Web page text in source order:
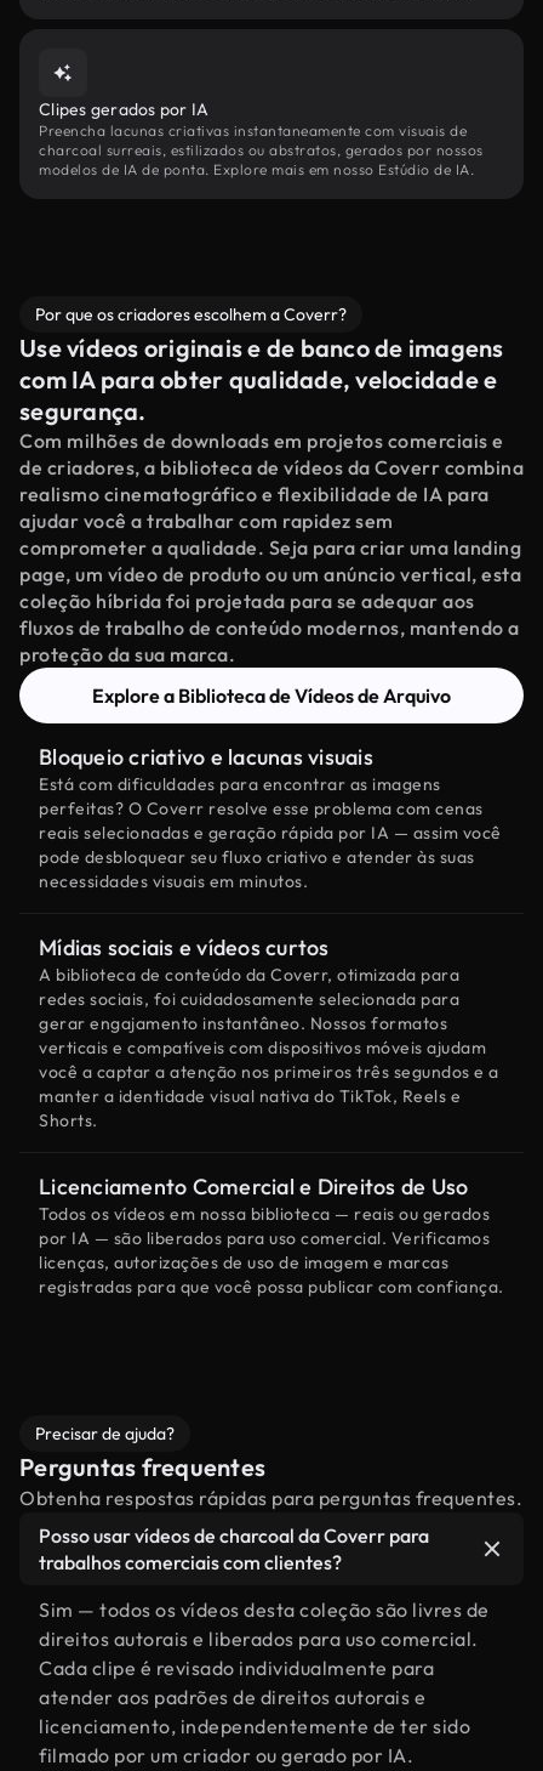
Clipes gerados por IA
Preencha lacunas criativas instantaneamente com visuais de
charcoal surreais, estilizados ou abstratos, gerados por nossos
modelos de IA de ponta. Explore mais em nosso Estúdio de IA.
Por que os criadores escolhem a Coverr?
Use vídeos originais e de banco de imagens
com IA para obter qualidade, velocidade e
segurança.
Com milhões de downloads em projetos comerciais e
de criadores, a biblioteca de vídeos da Coverr combina
realismo cinematográfico e flexibilidade de IA para
ajudar você a trabalhar com rapidez sem
comprometer a qualidade. Seja para criar uma landing
page, um vídeo de produto ou um anúncio vertical, esta
coleção híbrida foi projetada para se adequar aos
fluxos de trabalho de conteúdo modernos, mantendo a
proteção da sua marca.
Explore a Biblioteca de Vídeos de Arquivo
Bloqueio criativo e lacunas visuais
Está com dificuldades para encontrar as imagens
perfeitas? O Coverr resolve esse problema com cenas
reais selecionadas e geração rápida por IA — assim você
pode desbloquear seu fluxo criativo e atender às suas
necessidades visuais em minutos.
Mídias sociais e vídeos curtos
A biblioteca de conteúdo da Coverr, otimizada para
redes sociais, foi cuidadosamente selecionada para
gerar engajamento instantâneo. Nossos formatos
verticais e compatíveis com dispositivos móveis ajudam
você a captar a atenção nos primeiros três segundos e a
manter a identidade visual nativa do TikTok, Reels e
Shorts.
Licenciamento Comercial e Direitos de Uso
Todos os vídeos em nossa biblioteca — reais ou gerados
por IA — são liberados para uso comercial. Verificamos
licenças, autorizações de uso de imagem e marcas
registradas para que você possa publicar com confiança.
Precisar de ajuda?
Perguntas frequentes
Obtenha respostas rápidas para perguntas frequentes.
Posso usar vídeos de charcoal da Coverr para
trabalhos comerciais com clientes?
Sim — todos os vídeos desta coleção são livres de
direitos autorais e liberados para uso comercial.
Cada clipe é revisado individualmente para
atender aos padrões de direitos autorais e
licenciamento, independentemente de ter sido
filmado por um criador ou gerado por IA.